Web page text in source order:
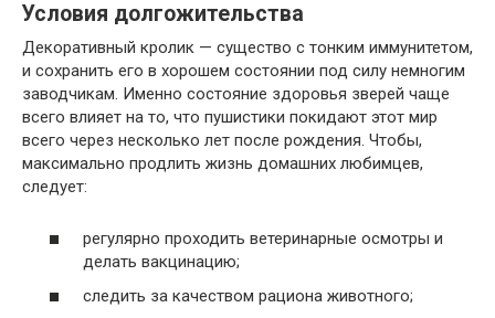
Условия долгожительства
Декоративный кролик — существо с тонким иммунитетом,
и сохранить его в хорошем состоянии под силу немногим
заводчикам. Именно состояние здоровья зверей чаще
всего влияет на то, что пушистики покидают этот мир
всего через несколько лет после рождения. Чтобы,
максимально продлить жизнь домашних любимцев,
следует:
регулярно проходить ветеринарные осмотры и
делать вакцинацию;
следить за качеством рациона животного;